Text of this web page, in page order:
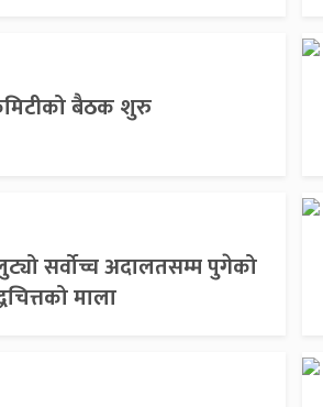
बैठक शुरु
सर्वोच्च अदालतसम्म पुगेको
माला